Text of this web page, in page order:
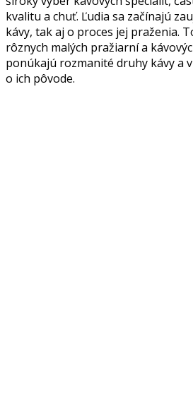
kvalitu a chuť. Ľudia sa začínajú
kávy, tak aj o proces jej praženia.
rôznych malých pražiarní a
ponúkajú rozmanité druhy kávy a
o ich pôvode.